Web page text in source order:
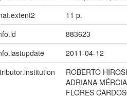
11 p.
883623
2011-04-12
ROBERTO
ADRIANA
FLORES